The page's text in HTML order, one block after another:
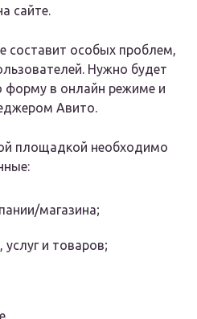
сайте.
составит особых проблем,
Нужно будет
форму в онлайн режиме и
Авито.
площадкой необходимо
магазина;
услуг и товаров;